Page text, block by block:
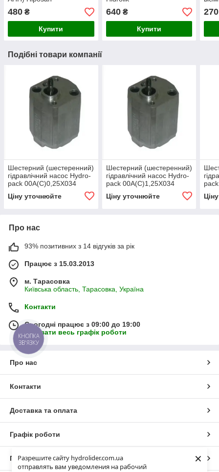
Разрешите сайту hydrolider.com.ua
отправлять вам уведомления на рабочий
×
480 ₴
Купити
640₴
Купити
270
Подібні товари компанії
Шестерний (шестеренний)
гідравлічний насос Hydro-
pack 00A(C)0,25X034
Ціну уточнюйте
Шестерний (шестеренний)
гідравлічний насос Hydro-
pack 00A(C)1,25X034
Ціну уточнюйте
Про нас
93% позитивних з 14 відгуків за рік
Працює з 15.03.2013
м. Тарасовка
Київська область, Тарасовка, Україна
Контакти
Сьогодні працює з 09:00 до 19:00
Показати весь графік роботи
Про нас
Контакти
Доставка та оплата
Графік роботи
Повна версія сайту
КНОПКА
ЗВ'ЯЗКУ